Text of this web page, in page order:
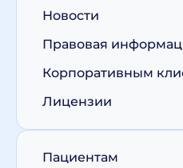
Новости
Правовая
Корпоративным
Лицензии
Пациентам